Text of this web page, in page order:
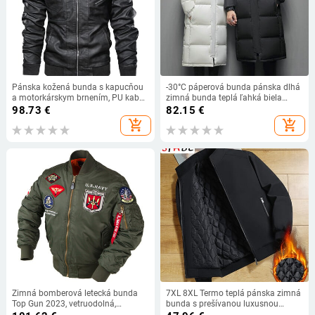
Pánska kožená bunda s kapucňou
a motorkárskym brnením, PU kabát,
topy, jeseň/zima, móda, streetwear,
pánske oblečenie, odnímateľná
čiapka, veľkosť S-XXXL
98.73 €
add_shopping_cart
-30°C páperová bunda pánska dlhá
zimná bunda teplá ľahká biela
páperová bunda pánska streetwear
82.15 €
add_shopping_cart
Zimná bomberová letecká bunda
Top Gun 2023, vetruodolná,
7XL 8XL Termo teplá pánska zimná
bunda s prešívanou luxusnou